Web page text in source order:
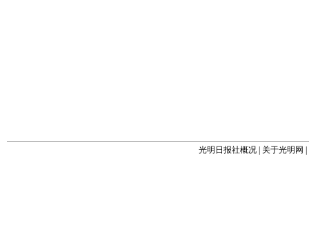
光明日报社概况 关于光明网